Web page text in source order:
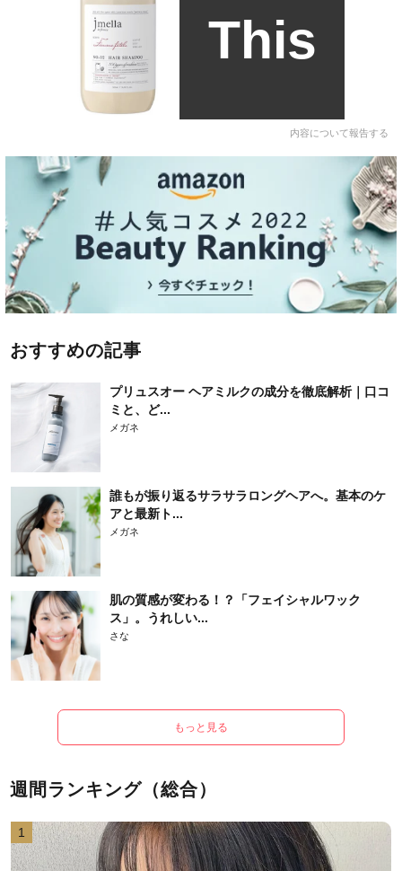
This
内容について報告する
おすすめの記事
プリュスオー ヘアミルクの成分を徹底解析｜口コ
ミと、ど...
メガネ
誰もが振り返るサラサラロングヘアへ。基本のケ
アと最新ト...
メガネ
肌の質感が変わる！？「フェイシャルワック
ス」。うれしい...
さな
もっと見る
週間ランキング（総合）
1